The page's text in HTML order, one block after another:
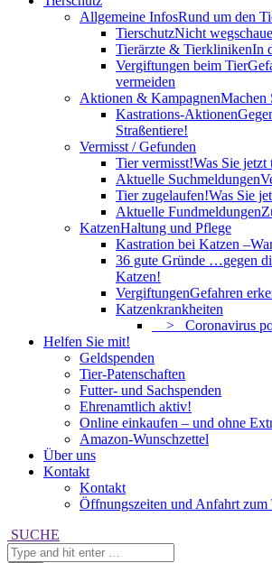
Allgemeine InfosRund um den
TierschutzNicht
Tierärzte & TierklinikenIn
Vergiftungen beim Tier
vermeiden
Aktionen & KampagnenMachen
Kastrations-Aktionen
Straßentiere!
Vermisst / Gefunden
Tier vermisst!Was Sie jetzt
Aktuelle Suchmeldungen
Tier zugelaufen!Was Sie
Aktuelle Fundmeldungen
KatzenHaltung und Pflege
Kastration bei Katzen –
36 gute Gründe …gegen
Katzen!
VergiftungenGefahren
Katzenkrankheiten
> Coronavirus
Helfen Sie mit!
Geldspenden
Tier-Patenschaften
Futter- und Sachspenden
Ehrenamtlich aktiv!
Online einkaufen – und ohne
Amazon-Wunschzettel
Über uns
Kontakt
Kontakt
Öffnungszeiten und Anfahrt zum
Search:
SUCHE